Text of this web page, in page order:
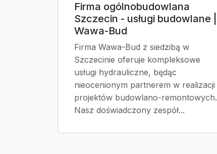
Firma ogólnobudowlana
Szczecin - usługi budowlane |
Wawa-Bud
Firma Wawa-Bud z siedzibą w
Szczecinie oferuje kompleksowe
usługi hydrauliczne, będąc
nieocenionym partnerem w realizacji
projektów budowlano-remontowych.
Nasz doświadczony zespół...